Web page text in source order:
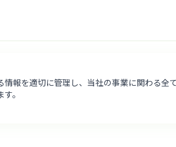
情報を適切に管理し、当社の事業に関わる全
。